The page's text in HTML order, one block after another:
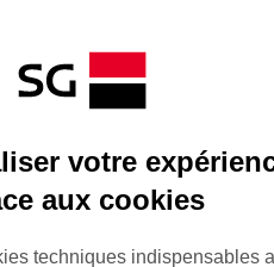
Ville / Code postal
votre
aux cookies
techniques indispensables